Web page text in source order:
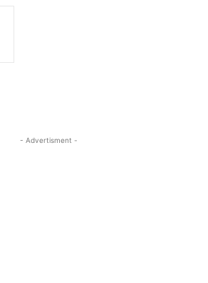
- Advertisment -